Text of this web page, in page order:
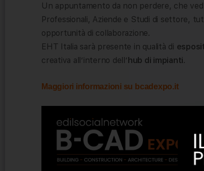
Un appuntamento da non perdere, che
Professionali, Aziende e Studi di settore,
opportunità di collaborazione.
EHT Italia sarà presente in qualità di
creativa all’interno dell’hub di impianti.
Maggiori informazioni su bcadexpo.it